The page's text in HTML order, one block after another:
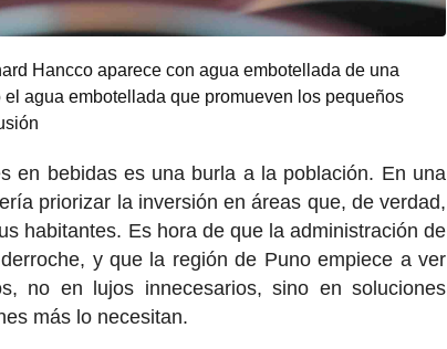
Hancco aparece con agua embotellada de una
agua embotellada que promueven los pequeños
en bebidas es una burla a la población. En una
priorizar la inversión en áreas que, de verdad,
habitantes. Es hora de que la administración de
y que la región de Puno empiece a ver
no en lujos innecesarios, sino en soluciones
más lo necesitan.